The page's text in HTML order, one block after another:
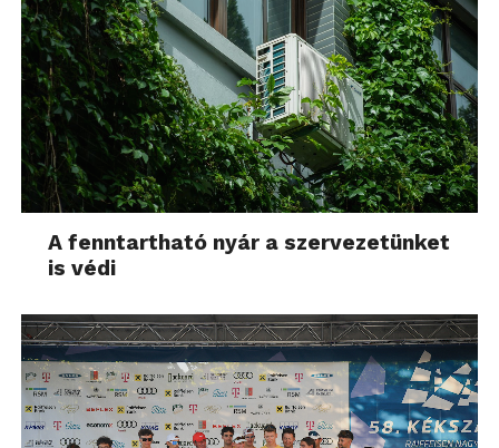
A fenntartható nyár a szervezetünket
is védi